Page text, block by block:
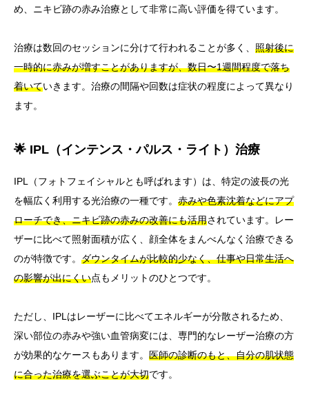
め、ニキビ跡の赤み治療として非常に高い評価を得ています。
治療は数回のセッションに分けて行われることが多く、 照射後に
一時的に赤みが増すことがありますが、数日〜1週間程度で落ち
着いていきます。治療の間隔や回数は症状の程度によって異なり
ます。
🌟 IPL（インテンス・パルス・ライト）治療
IPL（フォトフェイシャルとも呼ばれます）は、特定の波長の光
を幅広く利用する光治療の一種です。 赤みや色素沈着などにアプ
ローチでき、ニキビ跡の赤みの改善にも活用されています。レー
ザーに比べて照射面積が広く、顔全体をまんべんなく治療できる
のが特徴です。 ダウンタイムが比較的少なく、仕事や日常生活へ
の影響が出にくい点もメリットのひとつです。
ただし、IPLはレーザーに比べてエネルギーが分散されるため、
深い部位の赤みや強い血管病変には、専門的なレーザー治療の方
が効果的なケースもあります。 医師の診断のもと、自分の肌状態
に合った治療を選ぶことが大切です。